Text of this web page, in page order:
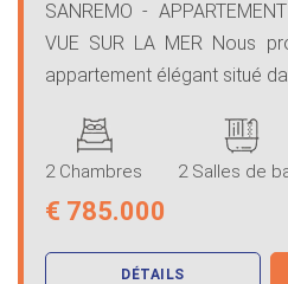
SANREMO -
VUE SUR LA MER Nous
appartement élégant situé
2 Chambres 2 Salles de
€ 785.000
DÉTAILS